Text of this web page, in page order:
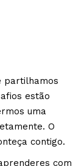
partilhamos
estão
uma
O
contigo.
com